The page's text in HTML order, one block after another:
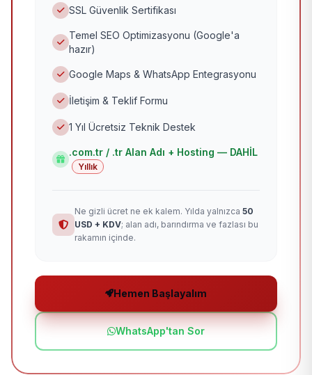
SSL Güvenlik Sertifikası
Temel SEO Optimizasyonu (Google'a
hazır)
Google Maps & WhatsApp Entegrasyonu
İletişim & Teklif Formu
1 Yıl Ücretsiz Teknik Destek
.com.tr / .tr Alan Adı + Hosting — DAHİL
Yıllık
Ne gizli ücret ne ek kalem. Yılda yalnızca 50
USD + KDV; alan adı, barındırma ve fazlası bu
rakamın içinde.
Hemen Başlayalım
WhatsApp'tan Sor